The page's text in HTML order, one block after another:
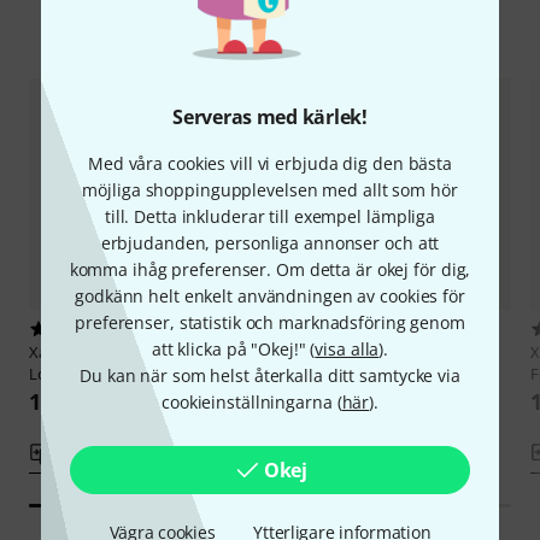
Serveras med kärlek!
Med våra cookies vill vi erbjuda dig den bästa
möjliga shoppingupplevelsen med allt som hör
till. Detta inkluderar till exempel lämpliga
erbjudanden, personliga annonser och att
komma ihåg preferenser. Om detta är okej för dig,
godkänn helt enkelt användningen av cookies för
preferenser, statistik och marknadsföring genom
att klicka på "Okej!" (visa alla).
Du kan när som helst återkalla ditt samtycke via
cookieinställningarna (här).
Okej
Vägra cookies Ytterligare information
Jämför alternativ
2
Xam Schrock
T-Shirt E-Guitar
Love XL
111 kr
Jämför
1
Xam SchrockT-Shirt Acoustic
Hero S
111 kr